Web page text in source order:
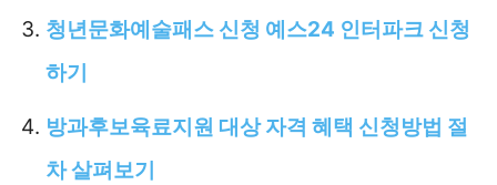
청년문화예술패스 신청 예스24 인터파크 신청
하기
방과후보육료지원 대상 자격 혜택 신청방법 절
차 살펴보기